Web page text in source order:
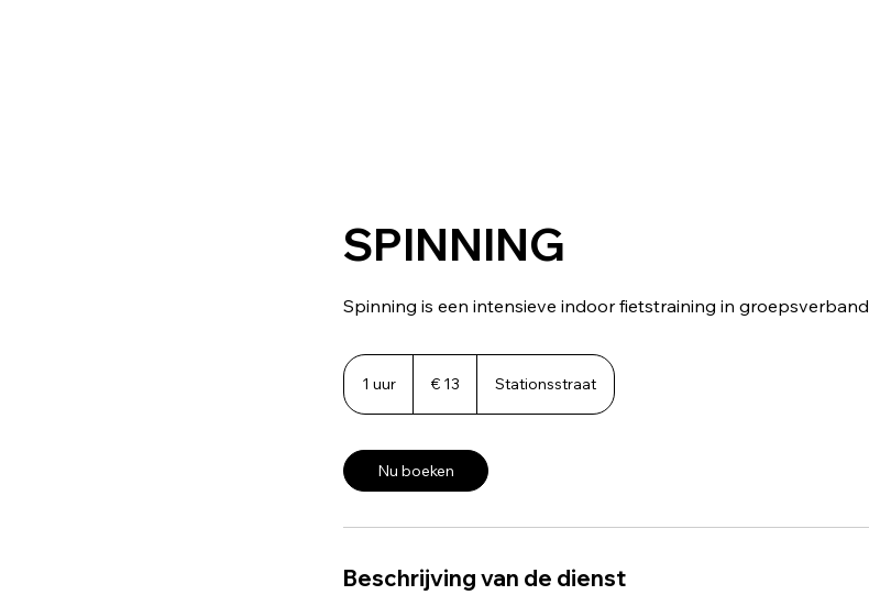
SPINNING
Spinning is een intensieve indoor fietstraining in groepsverband
1 uur € 13 Stationsstraat
Nu boeken
Beschrijving van de dienst